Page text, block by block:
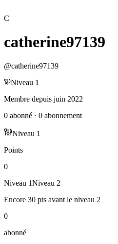
C
catherine97139
@catherine97139
Niveau 1
Membre depuis juin 2022
0 abonné · 0 abonnement
Niveau 1
Points
0
Niveau 1Niveau 2
Encore 30 pts avant le niveau 2
0
abonné